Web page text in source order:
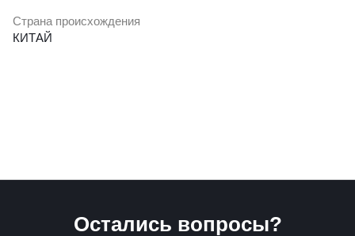
Страна происхождения
КИТАЙ
Остались вопросы?